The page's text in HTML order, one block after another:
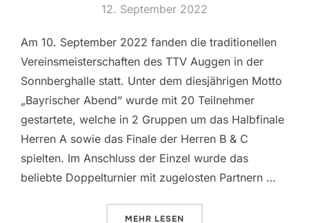
Veröffentlicht
12. September 2022
Am 10. September 2022 fanden die traditionellen
Vereinsmeisterschaften des TTV Auggen in der
Sonnberghalle statt. Unter dem diesjährigen Motto
„Bayrischer Abend“ wurde mit 20 Teilnehmer
gestartete, welche in 2 Gruppen um das Halbfinale
Herren A sowie das Finale der Herren B & C
spielten. Im Anschluss der Einzel wurde das
beliebte Doppelturnier mit zugelosten Partnern …
MEHR ÜBER
LESEN